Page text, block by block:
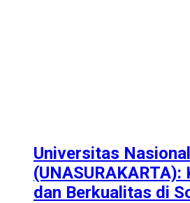
Universitas
(UNASURAKARTA):
dan Berkualitas di